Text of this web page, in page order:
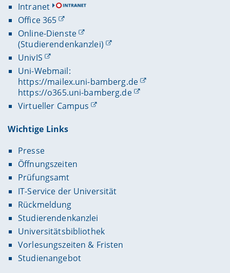
Intranet
Office 365
Online-Dienste
(Studierendenkanzlei)
UnivIS
Uni-Webmail:
https://mailex.uni-bamberg.de
https://o365.uni-bamberg.de
Virtueller Campus
Wichtige Links
Presse
Öffnungszeiten
Prüfungsamt
IT-Service der Universität
Rückmeldung
Studierendenkanzlei
Universitätsbibliothek
Vorlesungszeiten & Fristen
Studienangebot